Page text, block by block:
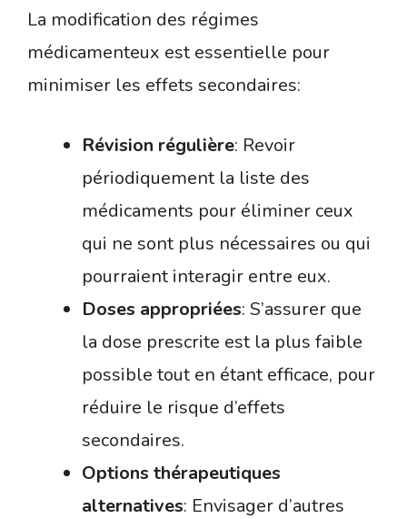
La modification des régimes
médicamenteux est essentielle pour
minimiser les effets secondaires:
Révision régulière: Revoir
périodiquement la liste des
médicaments pour éliminer ceux
qui ne sont plus nécessaires ou qui
pourraient interagir entre eux.
Doses appropriées: S’assurer que
la dose prescrite est la plus faible
possible tout en étant efficace, pour
réduire le risque d’effets
secondaires.
Options thérapeutiques
alternatives: Envisager d’autres